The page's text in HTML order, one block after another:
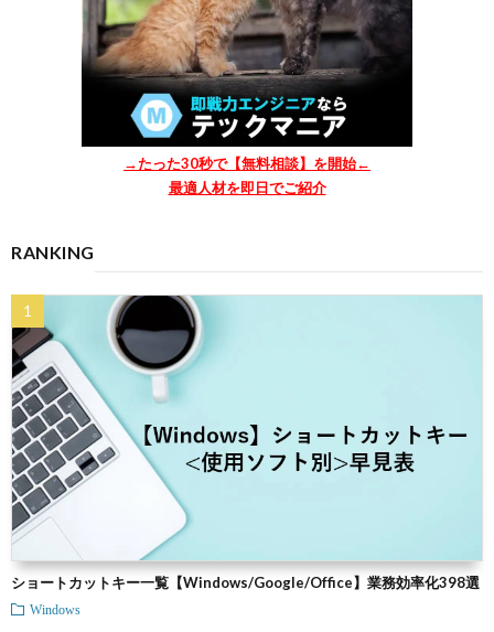
→たった30秒で【無料相談】を開始←
最適人材を即日でご紹介
RANKING
ショートカットキー一覧【Windows/Google/Office】業務効率化398選
Windows